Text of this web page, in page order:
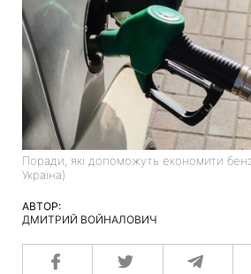
Поради, які допоможуть економити
Україна)
АВТОР:
ДМИТРИЙ ВОЙНАЛОВИЧ